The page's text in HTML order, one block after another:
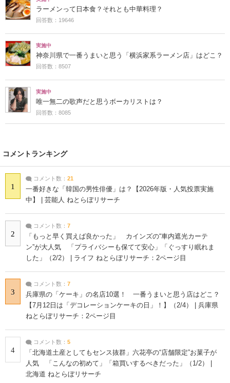
ラーメンって日本食？それとも中華料理？
回答数：19646
実施中
神奈川県で一番うまいと思う「横浜家系ラーメン店」はどこ？
回答数：8507
実施中
唯一無二の歌声だと思うボーカリストは？
回答数：8085
コメントランキング
1
コメント数： 21
一番好きな「韓国の男性俳優」は？【2026年版・人気投票実施
中】 | 芸能人 ねとらぼリサーチ
2
コメント数： 7
「もっと早く買えば良かった」 カインズの“車内遮光カーテ
ン”が大人気 「プライバシーも保てて安心」「ぐっすり眠れま
した」（2/2） | ライフ ねとらぼリサーチ：2ページ目
3
コメント数： 7
兵庫県の「ケーキ」の名店10選！ 一番うまいと思う店はどこ？
【7月12日は「デコレーションケーキの日」！】（2/4） | 兵庫県
ねとらぼリサーチ：2ページ目
4
コメント数： 5
「北海道土産としてもセンス抜群」六花亭の“店舗限定”お菓子が
人気 「こんなの初めて」「箱買いするべきだった」（1/2） |
北海道 ねとらぼリサーチ